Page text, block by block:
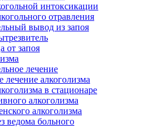
интоксикации
отравления
вывод из запоя
от запоя
лечение
алкоголизма
в стационаре
алкоголизма
алкоголизма
ведома больного